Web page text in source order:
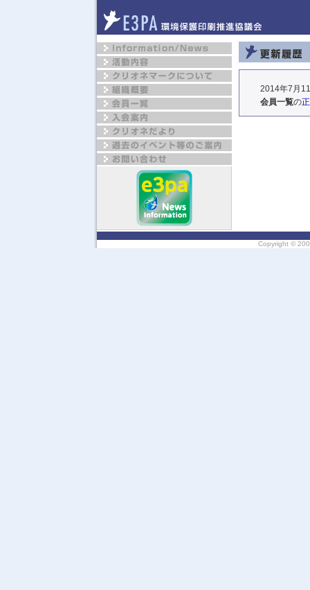
2014年7月
会員一覧の
Copyright ©